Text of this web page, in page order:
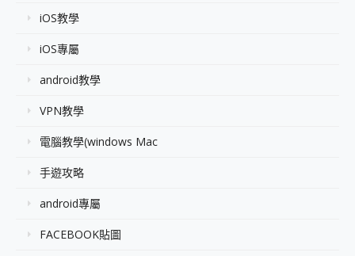
iOS教學
iOS專屬
android教學
VPN教學
電腦教學(windows Mac
手遊攻略
android專屬
FACEBOOK貼圖